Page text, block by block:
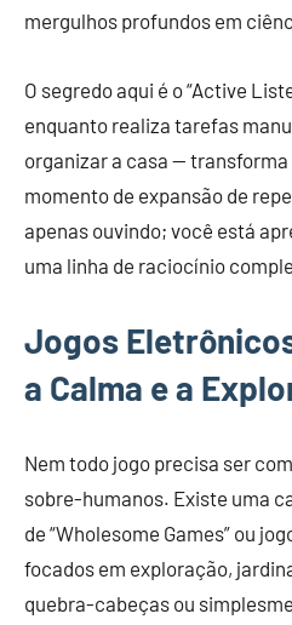
mergulhos profundos em
O segredo aqui é o “Active
enquanto realiza tarefas
organizar a casa —
momento de expansão de
apenas ouvindo; você está
uma linha de raciocínio
Jogos
a Calma e a
Nem todo jogo precisa ser
sobre-humanos. Existe uma
de “Wholesome Games” ou
focados em exploração,
quebra-cabeças ou